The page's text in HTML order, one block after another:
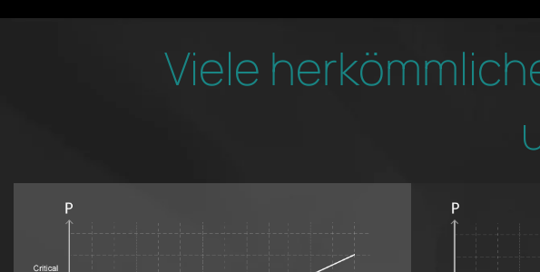
Viele